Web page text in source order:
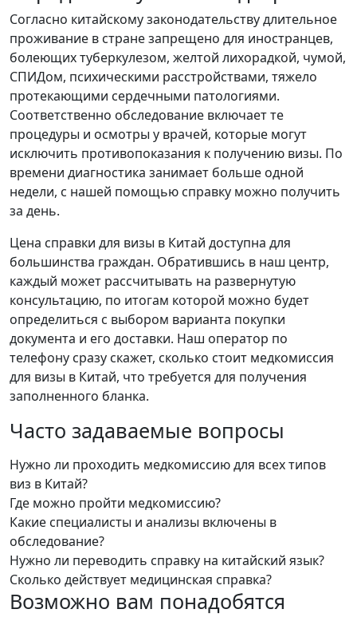
Согласно китайскому законодательству длительное
проживание в стране запрещено для иностранцев,
болеющих туберкулезом, желтой лихорадкой, чумой,
СПИДом, психическими расстройствами, тяжело
протекающими сердечными патологиями.
Соответственно обследование включает те
процедуры и осмотры у врачей, которые могут
исключить противопоказания к получению визы. По
времени диагностика занимает больше одной
недели, с нашей помощью справку можно получить
за день.
Цена справки для визы в Китай доступна для
большинства граждан. Обратившись в наш центр,
каждый может рассчитывать на развернутую
консультацию, по итогам которой можно будет
определиться с выбором варианта покупки
документа и его доставки. Наш оператор по
телефону сразу скажет, сколько стоит медкомиссия
для визы в Китай, что требуется для получения
заполненного бланка.
Часто задаваемые вопросы
Нужно ли проходить медкомиссию для всех типов
виз в Китай?
Где можно пройти медкомиссию?
Какие специалисты и анализы включены в
обследование?
Нужно ли переводить справку на китайский язык?
Сколько действует медицинская справка?
Возможно вам понадобятся